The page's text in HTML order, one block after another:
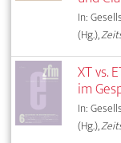
In:
(Hg.),
XT vs.
im
In:
(Hg.),